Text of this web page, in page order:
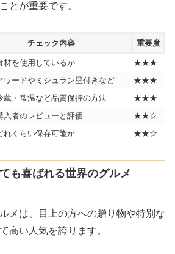
とが重要です。
チェック内容 重要度
材を使用しているか
★★★
ワードやミシュラン星付きなど
★★★
蔵・常温など品質保持の方法
★★★
入者のレビューと評価
★★☆
れくらい保存可能か ★★☆
も喜ばれる世界のグルメ
メは、目上の方への贈り物や特別な
高い人気を誇ります。